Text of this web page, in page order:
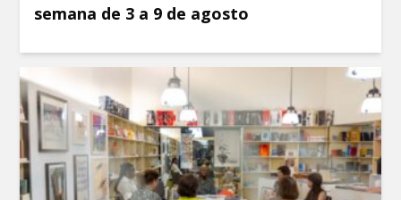
semana de 3 a 9 de agosto